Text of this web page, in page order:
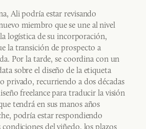
Ali podría estar revisando
miembro que se une al nivel
logística de su incorporación,
la transición de prospecto a
Por la tarde, se coordina con un
sobre el diseño de la etiqueta
privado, recurriendo a dos décadas
freelance para traducir la visión
tendrá en sus manos años
podría estar respondiendo
condiciones del viñedo, los plazos